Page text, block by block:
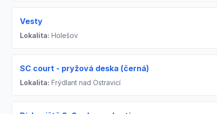
Vesty
Lokalita: Holešov
SC court - pryžová deska (černá)
Lokalita: Frýdlant nad Ostravicí